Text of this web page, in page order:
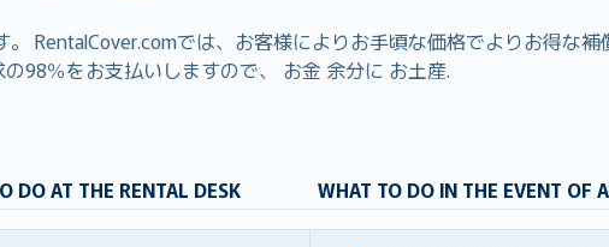
RentalCover.comでは、お客様によりお手頃な価格でよりお得な
98％をお支払いしますので、 お金 余分に お土産.
DO AT THE RENTAL DESK WHAT TO DO IN THE EVENT OF